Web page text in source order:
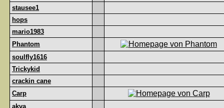
stausee1
hops
mario1983
Phantom
soulfly1616
Trickykid
crackin cane
Carp
akva